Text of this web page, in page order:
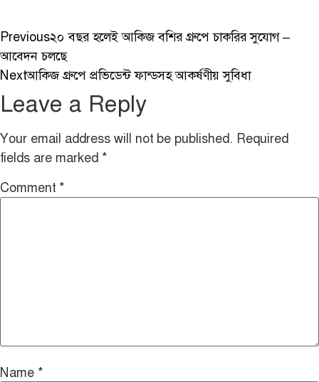
Previous২০ বছর হলেই আকিজ বশির গ্রুপে চাকরির সুযোগ –
আবেদন চলছে
Nextআকিজ গ্রুপে প্রভিডেন্ট ফান্ডসহ আকর্ষণীয় সুবিধা
Leave a Reply
Your email address will not be published. Required
fields are marked *
Comment *
Name *